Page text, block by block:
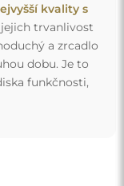
kvality s
jejich trvanlivost
a zrcadlo
dobu. Je to
funkčnosti,